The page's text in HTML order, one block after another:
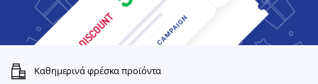
Καθημερινά φρέσκα προϊόντα